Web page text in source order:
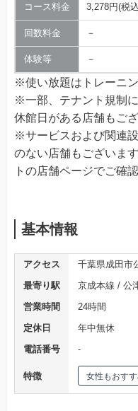
コース料金 3,278円(税
回数料金 －
体験等 －
※使い放題はトレーニ
※一部、テナント規制
休館日がある店舗もご
※サービスおよび関連
のない店舗もございま
トの店舗ページでご確
基本情報
アクセス
千葉県成田市
最寄り駅
京成本線 /
営業時間
24時間
定休日
年中無休
電話番号
‐
特徴 女性もおすす